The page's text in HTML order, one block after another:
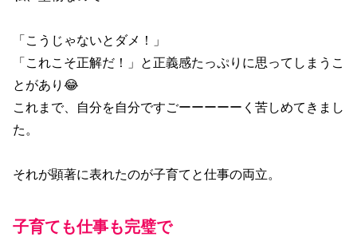
「こうじゃないとダメ！」
「これこそ正解だ！」と正義感たっぷりに思ってしまうこ
とがあり😂
これまで、自分を自分ですごーーーーーく苦しめてきまし
た。
それが顕著に表れたのが子育てと仕事の両立。
子育ても仕事も完璧で